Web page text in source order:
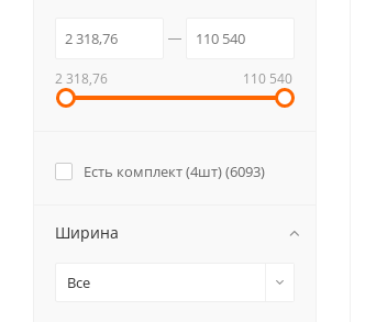
2 318,76 110 540
Есть комплект (4шт) (6093)
Ширина
Все